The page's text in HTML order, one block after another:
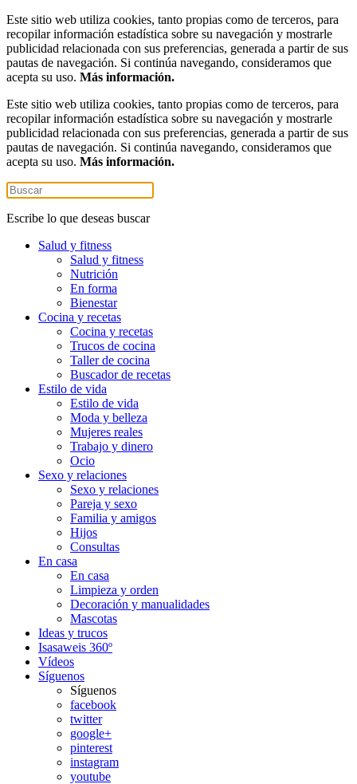
Este sitio web utiliza cookies, tanto propias como de terceros, para
recopilar información estadística sobre su navegación y mostrarle
publicidad relacionada con sus preferencias, generada a partir de sus
pautas de navegación. Si continúa navegando, consideramos que
acepta su uso. Más información.
Este sitio web utiliza cookies, tanto propias como de terceros, para
recopilar información estadística sobre su navegación y mostrarle
publicidad relacionada con sus preferencias, generada a partir de sus
pautas de navegación. Si continúa navegando, consideramos que
acepta su uso. Más información.
Escribe lo que deseas buscar
Salud y fitness
Salud y fitness
Nutrición
En forma
Bienestar
Cocina y recetas
Cocina y recetas
Trucos de cocina
Taller de cocina
Buscador de recetas
Estilo de vida
Estilo de vida
Moda y belleza
Mujeres reales
Trabajo y dinero
Ocio
Sexo y relaciones
Sexo y relaciones
Pareja y sexo
Familia y amigos
Hijos
Consultas
En casa
En casa
Limpieza y orden
Decoración y manualidades
Mascotas
Ideas y trucos
Isasaweis 360º
Vídeos
Síguenos
Síguenos
facebook
twitter
google+
pinterest
instagram
youtube